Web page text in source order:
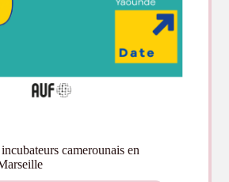
camerounais en